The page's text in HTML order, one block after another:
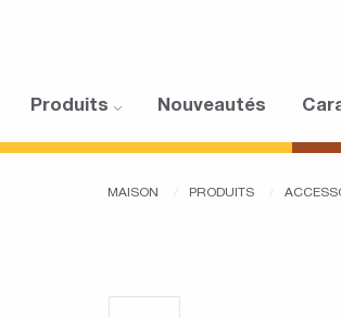
Produits Nouveautés
MAISON PRODUITS